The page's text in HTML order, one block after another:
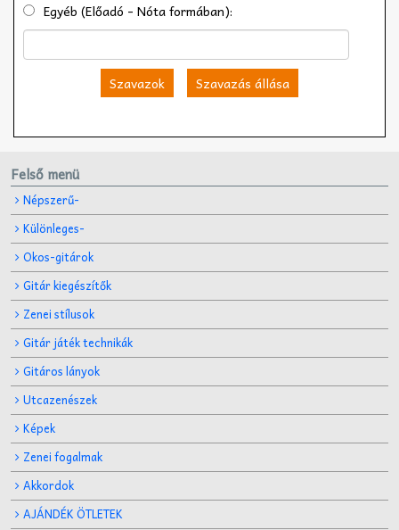
Egyéb (Előadó - Nóta formában):
Szavazok Szavazás állása
Felső menü
Népszerű-
Különleges-
Okos-gitárok
Gitár kiegészítők
Zenei stílusok
Gitár játék technikák
Gitáros lányok
Utcazenészek
Képek
Zenei fogalmak
Akkordok
AJÁNDÉK ÖTLETEK